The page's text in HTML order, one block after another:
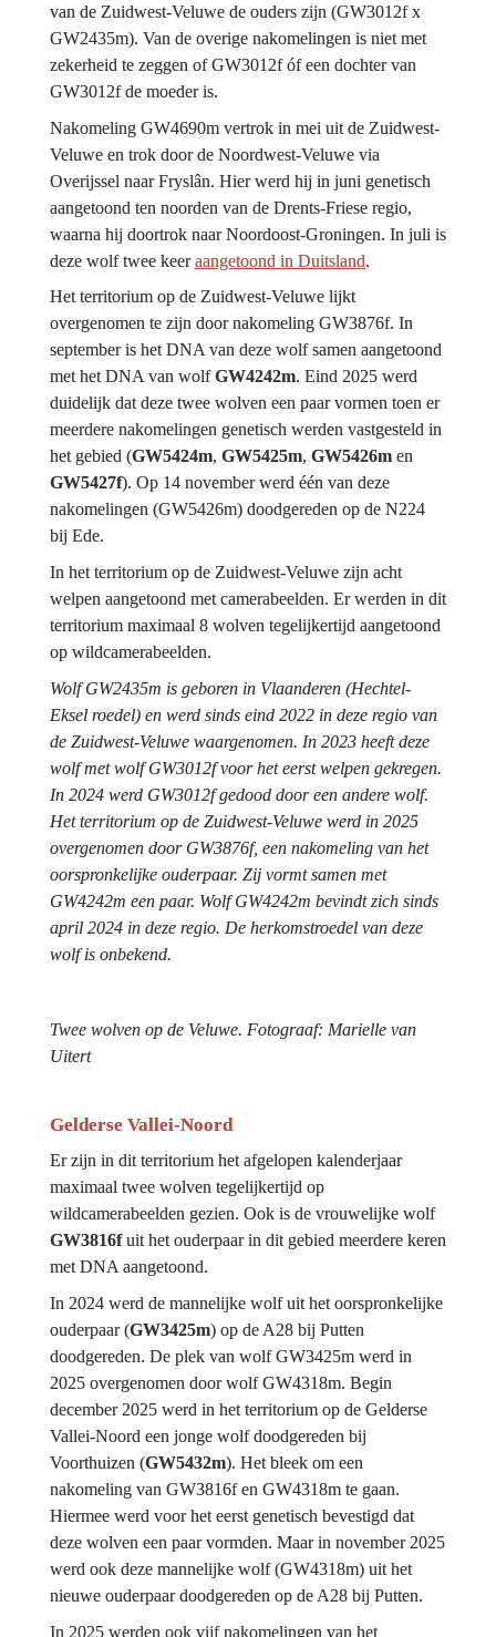
van de Zuidwest-Veluwe de ouders zijn (GW3012f x
GW2435m). Van de overige nakomelingen is niet met
zekerheid te zeggen of GW3012f óf een dochter van
GW3012f de moeder is.
Nakomeling GW4690m vertrok in mei uit de Zuidwest-
Veluwe en trok door de Noordwest-Veluwe via
Overijssel naar Fryslân. Hier werd hij in juni genetisch
aangetoond ten noorden van de Drents-Friese regio,
waarna hij doortrok naar Noordoost-Groningen. In juli is
deze wolf twee keer aangetoond in Duitsland.
Het territorium op de Zuidwest-Veluwe lijkt
overgenomen te zijn door nakomeling GW3876f. In
september is het DNA van deze wolf samen aangetoond
met het DNA van wolf GW4242m. Eind 2025 werd
duidelijk dat deze twee wolven een paar vormen toen er
meerdere nakomelingen genetisch werden vastgesteld in
het gebied (GW5424m, GW5425m, GW5426m
GW5427f). Op 14 november werd één van deze
nakomelingen (GW5426m) doodgereden op de N224
bij Ede.
In het territorium op de Zuidwest-Veluwe zijn acht
welpen aangetoond met camerabeelden. Er werden in dit
territorium maximaal 8 wolven tegelijkertijd aangetoond
op wildcamerabeelden.
Wolf GW2435m is geboren in Vlaanderen (Hechtel-
Eksel roedel) en werd sinds eind 2022 in deze regio van
de Zuidwest-Veluwe waargenomen. In 2023 heeft deze
wolf met wolf GW3012f voor het eerst welpen gekregen.
In 2024 werd GW3012f gedood door een andere wolf.
Het territorium op de Zuidwest-Veluwe werd in 2025
overgenomen door GW3876f, een nakomeling van het
oorspronkelijke ouderpaar. Zij vormt samen met
GW4242m een paar. Wolf GW4242m bevindt zich sinds
april 2024 in deze regio. De herkomstroedel van deze
wolf is onbekend.
Twee wolven op de Veluwe. Fotograaf: Marielle van
Uitert
Gelderse Vallei-Noord
Er zijn in dit territorium het afgelopen kalenderjaar
maximaal twee wolven tegelijkertijd op
wildcamerabeelden gezien. Ook is de vrouwelijke wolf
GW3816f uit het ouderpaar in dit gebied meerdere keren
met DNA aangetoond.
In 2024 werd de mannelijke wolf uit het oorspronkelijke
ouderpaar (GW3425m) op de A28 bij Putten
doodgereden. De plek van wolf GW3425m werd in
2025 overgenomen door wolf GW4318m. Begin
december 2025 werd in het territorium op de Gelderse
Vallei-Noord een jonge wolf doodgereden bij
Voorthuizen (GW5432m). Het bleek om een
nakomeling van GW3816f en GW4318m te gaan.
Hiermee werd voor het eerst genetisch bevestigd dat
deze wolven een paar vormden. Maar in november 2025
werd ook deze mannelijke wolf (GW4318m) uit het
nieuwe ouderpaar doodgereden op de A28 bij Putten.
In 2025 werden ook vijf nakomelingen van het